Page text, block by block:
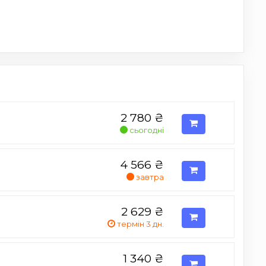
2 780 ₴
сьогодні
4 566 ₴
завтра
2 629 ₴
термін 3 дн.
1 340 ₴